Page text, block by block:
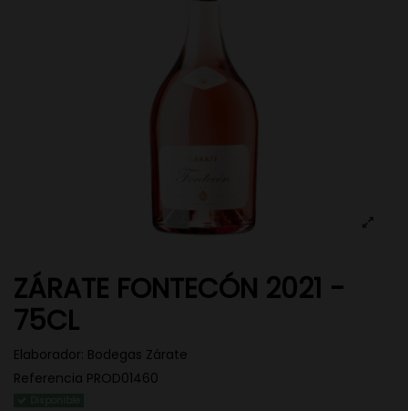
ZÁRATE FONTECÓN 2021 -
75CL
Elaborador: Bodegas Zárate
Referencia PROD01460